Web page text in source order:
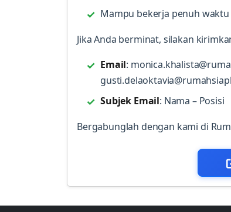
Mampu bekerja penuh
Jika Anda berminat, silakan
Email:
Subjek Email: Nama – Posisi
Bergabunglah dengan kami di